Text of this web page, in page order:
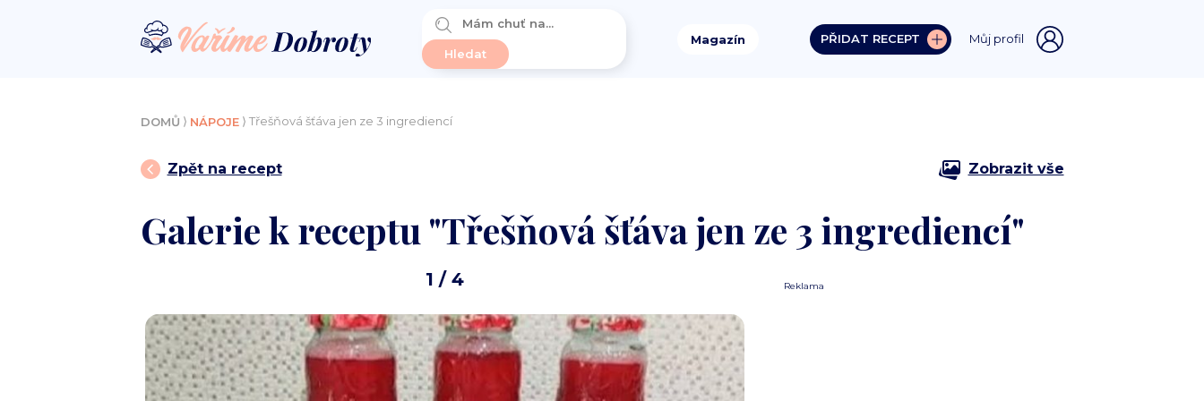
Magazín PŘIDAT RECEPT Můj profil
DOMŮ ⟩ NÁPOJE⟩ Třešňová šťáva jen ze 3 ingrediencí
Zpět na recept Zobrazit vše
Galerie k receptu "Třešňová šťáva jen ze 3 ingrediencí"
1 / 4 Reklama